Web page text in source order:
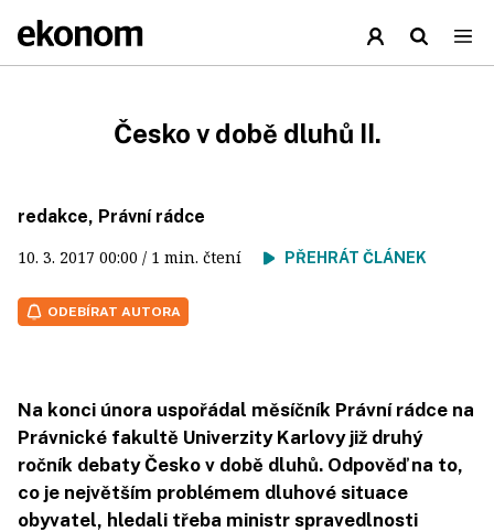
Česko v době dluhů II.
redakce, Právní rádce
10. 3. 2017 00:00 / 1 min. čtení PŘEHRÁT ČLÁNEK
ODEBÍRAT AUTORA
Na konci února uspořádal měsíčník Právní rádce na
Právnické fakultě Univerzity Karlovy již druhý
ročník debaty Česko v době dluhů. Odpověď na to,
co je největším problémem dluhové situace
obyvatel, hledali třeba ministr spravedlnosti